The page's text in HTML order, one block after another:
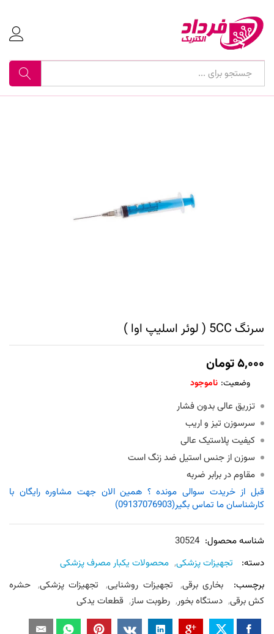
جستجو
سرنگ 5CC ( لوئر اسلیپ اوا )
۵,۰۰۰تومان
وضعیت: ناموجود
تزریق عالی بدون فشار
سرسوزن تیز و اریب
کیفیت پلاستیک عالی
سوزن از جنس استیل ضد زنگ است
مقاوم در برابر ضربه
قبل از خریدت سوالی مونده ؟ همین الان جهت مشاوره رایگان با
کارشناسان ما تماس بگیر(09137076903)
شناسه محصول: 30524
دسته:
تجهیزات پزشکی, محصولات یکبار مصرف پزشکی
برچسب:
بخاری برقی, تجهیزات روشنایی, تجهیزات پزشکی, حشره
کش برقی, دستگاه بخور, رطوبت ساز, قطعات یدکی